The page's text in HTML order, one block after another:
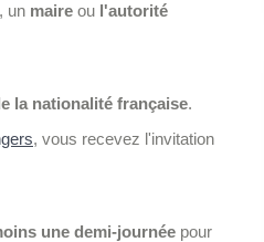
un maire ou l'autorité
la nationalité française.
, vous recevez l'invitation
une demi-journée pour